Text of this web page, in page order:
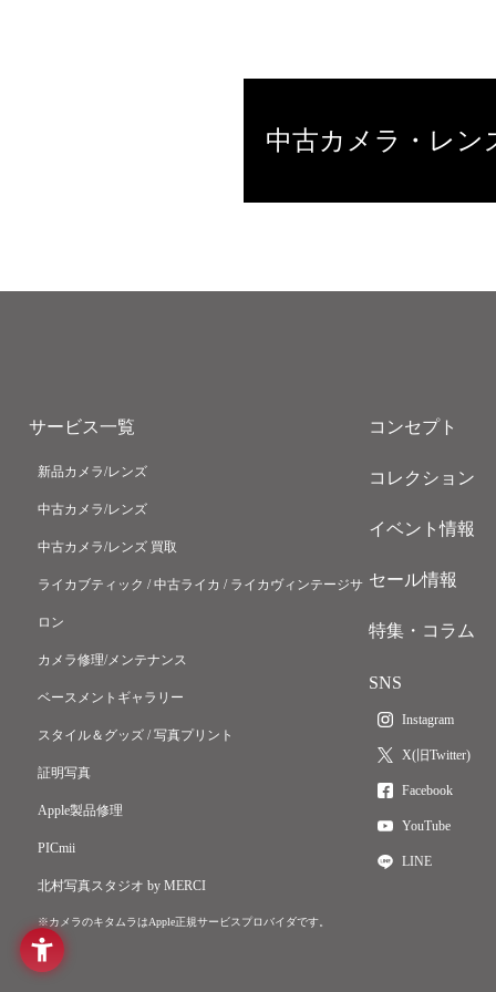
中古カメラ・レン
サービス一覧
新品カメラ/レンズ
中古カメラ/レンズ
中古カメラ/レンズ 買取
ライカブティック / 中古ライカ / ライカヴィンテージサ
ロン
カメラ修理/メンテナンス
ベースメントギャラリー
スタイル＆グッズ / 写真プリント
証明写真
Apple製品修理
PICmii
北村写真スタジオ by MERCI
※カメラのキタムラはApple正規サービスプロバイダです。
コンセプト
コレクション
イベント情報
セール情報
特集・コラム
SNS
Instagram
X(旧Twitter)
Facebook
YouTube
LINE